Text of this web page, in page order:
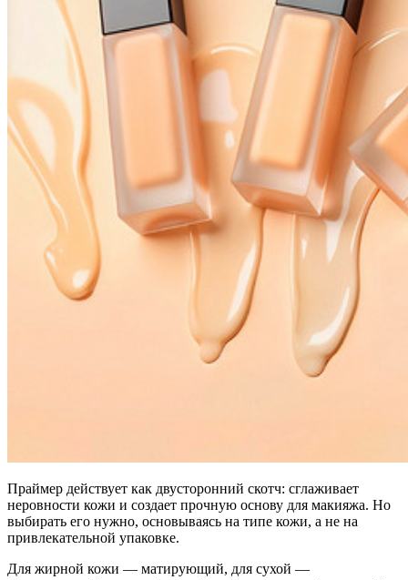
Праймер действует как двусторонний скотч: сглаживает
неровности кожи и создает прочную основу для макияжа. Но
выбирать его нужно, основываясь на типе кожи, а не на
привлекательной упаковке.
Для жирной кожи — матирующий, для сухой —